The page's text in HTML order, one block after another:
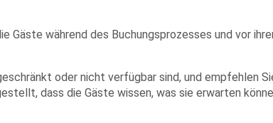
Gäste während des Buchungsprozesses und vor
oder nicht verfügbar sind, und empfehlen
dass die Gäste wissen, was sie erwarten